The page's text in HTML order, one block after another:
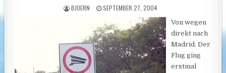
AUTHOR:
BJOERN PUBLISHED DATE:
SEPTEMBER 27, 2004
Von wegen
direkt nach
Madrid. Der
Flug ging
erstmal